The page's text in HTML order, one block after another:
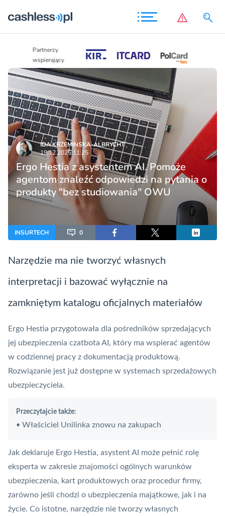
Partnerzy
wspierający
IDA KRZEMIŃSKA-ALBRYCHT
19.12.2025 11:25
Ergo Hestia z asystentem AI. Pomoże
agentom znaleźć odpowiedzi na pytania o
produkty "bez studiowania" OWU
INSURTECH 0
Narzędzie ma nie tworzyć własnych
interpretacji i bazować wyłącznie na
zamkniętym katalogu oficjalnych materiałów
Ergo Hestia przygotowała dla pośredników sprzedających
jej ubezpieczenia czatbota AI, który ma wspierać agentów
w codziennej pracy z dokumentacją produktową.
Rozwiązanie jest już dostępne w systemach sprzedażowych
ubezpieczyciela.
Przeczytajcie także:
• Właściciel Unilinka znowu na zakupach
Jak deklaruje Ergo Hestia, asystent AI może pełnić rolę
eksperta w zakresie znajomości ogólnych warunków
ubezpieczenia, kart produktowych oraz procedur firmy,
zarówno jeśli chodzi o ubezpieczenia majątkowe, jak i na
życie. Co istotne, narzędzie nie tworzy własnych